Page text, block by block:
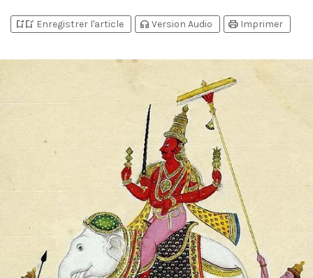
bookmark_addbookmark_added Enregistrer l'article headphones Version Audio print Imprimer